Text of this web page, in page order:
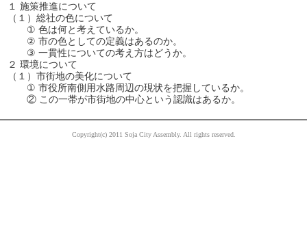
１ 施策推進について
（１）総社の色について
① 色は何と考えているか。
② 市の色としての定義はあるのか。
③ 一貫性についての考え方はどうか。
２ 環境について
（１）市街地の美化について
① 市役所南側用水路周辺の現状を把握しているか。
② この一帯が市街地の中心という認識はあるか。
Copyright(c) 2011 Soja City Assembly. All rights reserved.